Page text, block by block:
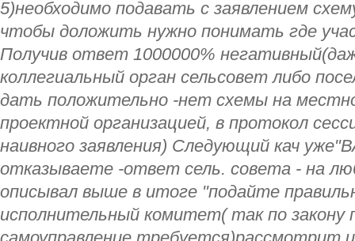
5)необходимо подавать с заявлением
чтобы доложить нужно понимать где
Получив ответ 1000000%
коллегиальный орган сельсовет либо
дать положительно -нет схемы на
проектной организацией, в протокол
наивного заявления) Следующий кач
отказываете -ответ сель. совета - на
описывал выше в итоге "подайте
исполнительный комитет( так по закону